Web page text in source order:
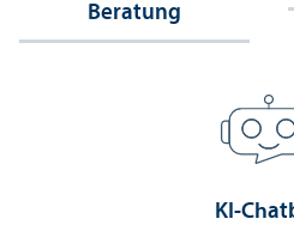
Beratung
KI-